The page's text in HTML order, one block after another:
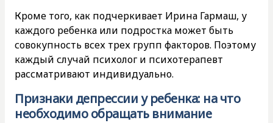
Кроме того, как подчеркивает Ирина Гармаш, у
каждого ребенка или подростка может быть
совокупность всех трех групп факторов. Поэтому
каждый случай психолог и психотерапевт
рассматривают индивидуально.
Признаки депрессии у ребенка: на что
необходимо обращать внимание